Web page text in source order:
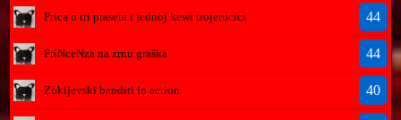
Prica o tri praseta i jednoj kewi trojerucici 44
PriNceNza na zrnu graška 44
Zokijevski banditi in action 40